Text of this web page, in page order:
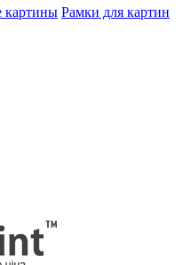
картины Рамки для картин